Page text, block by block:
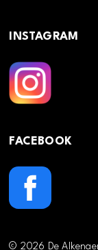
INSTAGRAM
FACEBOOK
© 2026 De